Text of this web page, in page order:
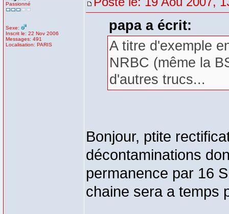
Passionné
Sexe:
Inscrit le: 22 Nov 2006
Messages: 491
Localisation: PARIS
papa a écrit:
A titre d'exemple
NRBC (même la
d'autres trucs...
Bonjour, ptite
décontaminations
permanence par 16
chaine sera a temps